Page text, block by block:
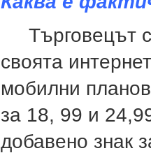
Търговецът
своята
мобилни
за 18, 99 и
добавено знак